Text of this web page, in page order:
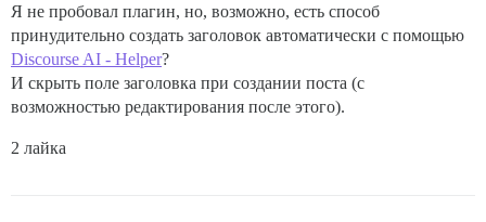
Я не пробовал плагин, но, возможно, есть способ
принудительно создать заголовок автоматически с помощью
Discourse AI - Helper?
И скрыть поле заголовка при создании поста (с
возможностью редактирования после этого).
2 лайка